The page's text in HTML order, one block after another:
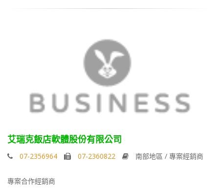
艾瑞克飯店軟體股份有限公司
07-2356964 07-2360822 南部地區 / 專案經銷商
專案合作經銷商